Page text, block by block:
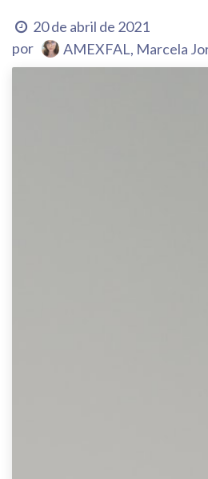
20 de abril de 2021
por
AMEXFAL, Marcela